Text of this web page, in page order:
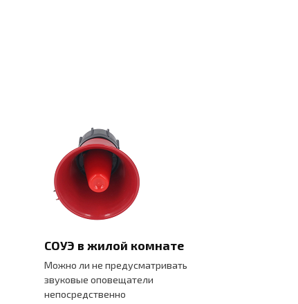
СОУЭ в жилой комнате
Можно ли не предусматривать
звуковые оповещатели
непосредственно